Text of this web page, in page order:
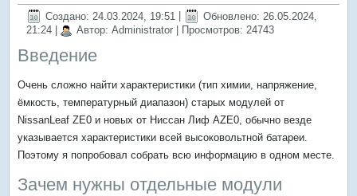
Создано: 24.03.2024, 19:51
Обновлено: 26.05.2024,
21:24
Автор: Administrator | Просмотров: 24743
Введение
Очень сложно найти характеристики (тип химии, напряжение,
ёмкость, температурный диапазон) старых модулей от
NissanLeaf ZE0 и новых от Ниссан Лиф AZE0, обычно везде
указывается характеристики всей высоковольтной батареи.
Поэтому я попробовал собрать всю информацию в одном месте.
Зачем нужны отдельные модули